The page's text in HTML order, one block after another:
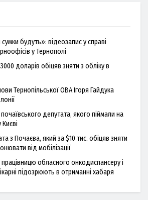
будуть»: відеозапис у справі
у Тернополі
доларів обіцяв зняти з обліку в
Тернопільської ОВА Ігоря Гайдука
депутата, якого піймали на
з Почаєва, який за $10 тис. обіцяв зняти
від мобілізації
обласного онкодиспансеру і
підозрюють в отриманні хабаря